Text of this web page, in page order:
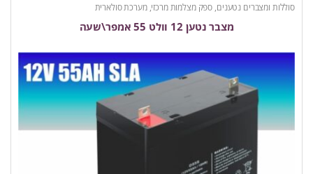
סוללות ומצברים נטענים, ספק מצלמות מרכזי, מערכת סולארית
מצבר נטען 12 וולט 55 אמפר\שעה